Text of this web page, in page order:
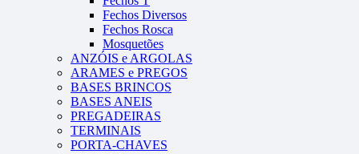
Fechos Diversos
Fechos Rosca
Mosquetões
ANZÓIS e ARGOLAS
ARAMES e PREGOS
BASES BRINCOS
BASES ANEIS
PREGADEIRAS
TERMINAIS
PORTA-CHAVES